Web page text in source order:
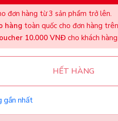
đơn hàng từ 3 sản phẩm trở lên.
hàng toàn quốc cho đơn hàng
10.000 VNĐcho khách
HẾT HÀNG
gần nhất